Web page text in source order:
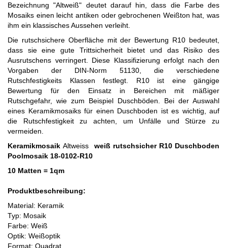
Bezeichnung "Altweiß" deutet darauf hin, dass die Farbe des
Mosaiks einen leicht antiken oder gebrochenen Weißton hat, was
ihm ein klassisches Aussehen verleiht.
Die rutschsichere Oberfläche mit der Bewertung R10 bedeutet,
dass sie eine gute Trittsicherheit bietet und das Risiko des
Ausrutschens verringert. Diese Klassifizierung erfolgt nach den
Vorgaben der DIN-Norm 51130, die verschiedene
Rutschfestigkeits Klassen festlegt. R10 ist eine gängige
Bewertung für den Einsatz in Bereichen mit mäßiger
Rutschgefahr, wie zum Beispiel Duschböden. Bei der Auswahl
eines Keramikmosaiks für einen Duschboden ist es wichtig, auf
die Rutschfestigkeit zu achten, um Unfälle und Stürze zu
vermeiden.
KeramikmosaikAltweiss weiß rutschsicher R10 Duschboden
Poolmosaik 18-0102-R10
10 Matten = 1qm
Produktbeschreibung:
Material: Keramik
Typ: Mosaik
Farbe: Weiß
Optik: Weißoptik
Format: Quadrat